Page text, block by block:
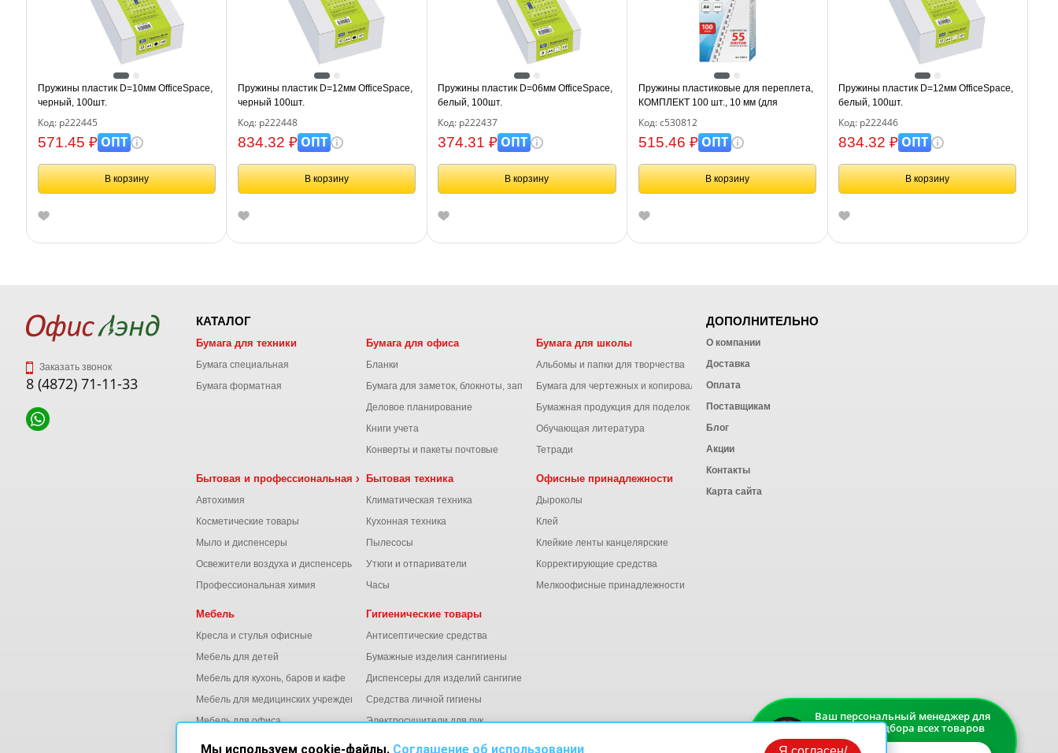
Пружины пластик D=10мм OfficeSpace,
черный, 100шт.
Код: р222445
571.45 ₽ОПТ
В корзину
Пружины пластик D=12мм OfficeSpace,
черный 100шт.
Код: р222448
834.32 ₽ОПТ
В корзину
Пружины пластик D=06мм OfficeSpace,
белый, 100шт.
Код: р222437
374.31 ₽ОПТ
В корзину
Пружины пластиковые для переплета,
КОМПЛЕКТ 100 шт., 10 мм (для
сшивания 41-55 л.), белые,
BRAUBERG, 530812
Код: с530812
515.46 ₽ОПТ
В корзину
Пружины пластик D=12мм OfficeSpace,
белый, 100шт.
Код: р222446
834.32 ₽ОПТ
В корзину
Заказать звонок
8 (4872) 71-11-33
КАТАЛОГ
Бумага для техники
Бумага специальная
Бумага форматная
Бумага для офиса
Бланки
Бумага для заметок, блокноты, записные книжки
Деловое планирование
Книги учета
Конверты и пакеты почтовые
Бумага для школы
Альбомы и папки для творчества
Бумага для чертежных и копировальных работ
Бумажная продукция для поделок
Обучающая литература
Тетради
Бытовая и профессиональная химия
Автохимия
Косметические товары
Мыло и диспенсеры
Освежители воздуха и диспенсеры
Профессиональная химия
Бытовая техника
Климатическая техника
Кухонная техника
Пылесосы
Утюги и отпариватели
Часы
Офисные принадлежности
Дыроколы
Клей
Клейкие ленты канцелярские
Корректирующие средства
Мелкоофисные принадлежности
Мебель
Кресла и стулья офисные
Мебель для детей
Мебель для кухонь, баров и кафе
Мебель для медицинских учреждений
Мебель для офиса
Гигиенические товары
Антисептические средства
Бумажные изделия сангигиены
Диспенсеры для изделий сангигиены
Средства личной гигиены
Электросушители для рук
ДОПОЛНИТЕЛЬНО
О компании
Доставка
Оплата
Поставщикам
Блог
Акции
Контакты
Карта сайта
Ваш персональный менеджер для
быстрого подбора всех товаров
Мы используем cookie-файлы. Соглашение об использовании